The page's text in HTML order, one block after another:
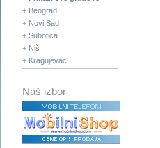
+ Beograd
+ Novi Sad
+ Subotica
+ Niš
+ Kragujevac
Naš izbor